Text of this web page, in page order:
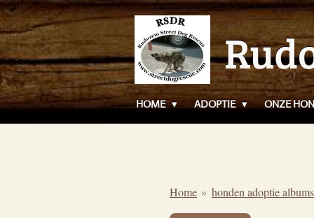
Ga
direct
naar
de
hoofdinhoud
HOME ADOPTIE ONZE
Home » honden adoptie albums